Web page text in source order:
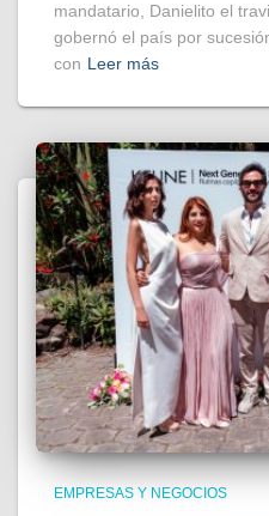
mandatario, Danielito el
gobernó el país por
con Leer más
EMPRESAS Y NEGOCIOS